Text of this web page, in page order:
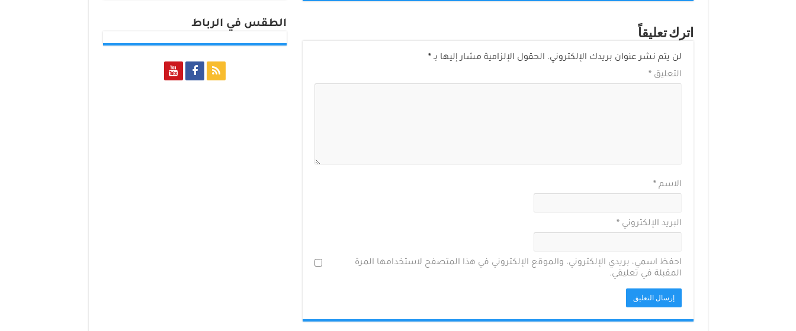
اترك تعليقاً
لن يتم نشر عنوان بريدك الإلكتروني. الحقول الإلزامية مشار إليها بـ*
التعليق*
الاسم*
البريد الإلكتروني*
احفظ اسمي، بريدي الإلكتروني، والموقع الإلكتروني في هذا المتصفح لاستخدامها المرة
المقبلة في تعليقي.
الطقس في الرباط
Rabat, Morocco